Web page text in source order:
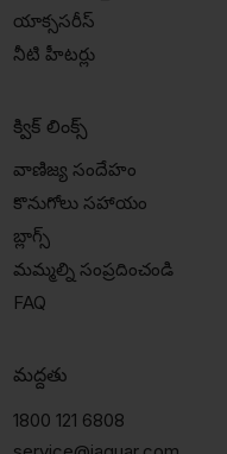
యాక్ససరీస్
నీటి హీటర్లు
క్విక్ లింక్స్
వాణిజ్య సందేహం
కొనుగోలు సహాయం
బ్లాగ్స్
మమ్మల్ని సంప్రదించండి
FAQ
మద్దతు
1800 121 6808